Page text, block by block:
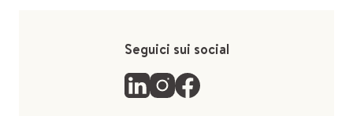
Seguici sui social